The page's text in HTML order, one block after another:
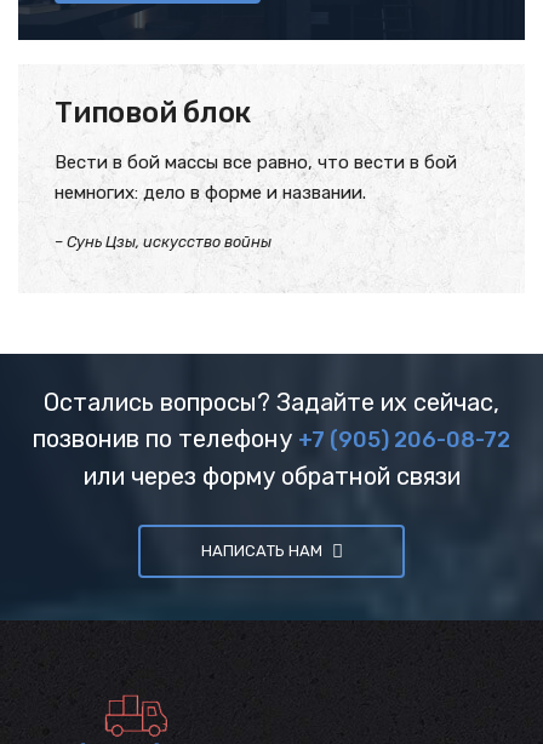
Типовой блок
Вести в бой массы все равно, что вести в бой
немногих: дело в форме и названии.
– Сунь Цзы, искусство войны
Остались вопросы? Задайте их сейчас,
позвонив по телефону +7 (905) 206-08-72
или через форму обратной связи
НАПИСАТЬ НАМ